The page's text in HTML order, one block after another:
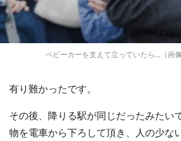
ベビーカーを支えて立っていたら...（画
有り難かったです。
その後、降りる駅が同じだったみたい
物を電車から下ろして頂き、人の少な